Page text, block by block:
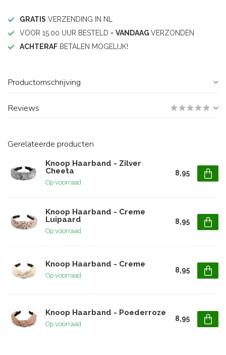
GRATIS VERZENDING IN NL
VOOR 15.00 UUR BESTELD = VANDAAG VERZONDEN
ACHTERAF BETALEN MOGELIJK!
Productomschrijving
Reviews
Gerelateerde producten
Knoop Haarband - Zilver
Cheeta
Op voorraad
8,95
Knoop Haarband - Creme
Luipaard
Op voorraad
8,95
Knoop Haarband - Creme
Op voorraad
8,95
Knoop Haarband - Poederroze
Op voorraad
8,95